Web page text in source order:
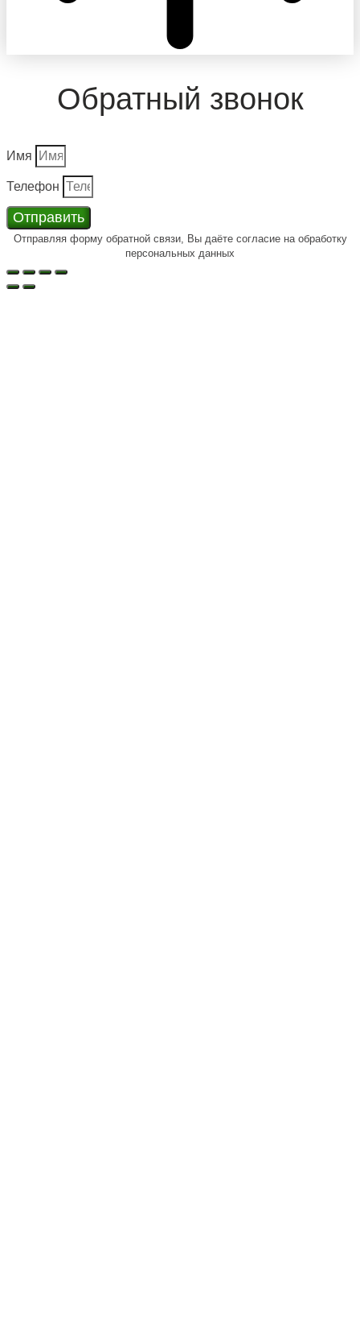
Обратный звонок
Имя
Телефон
Отправить
Отправляя форму обратной связи, Вы даёте согласие на обработку
персональных данных